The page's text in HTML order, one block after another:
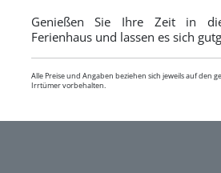
Genießen Sie Ihre Zeit in
Ferienhaus und lassen es sich
Alle Preise und Angaben beziehen sich jeweils auf den
Irrtümer vorbehalten.